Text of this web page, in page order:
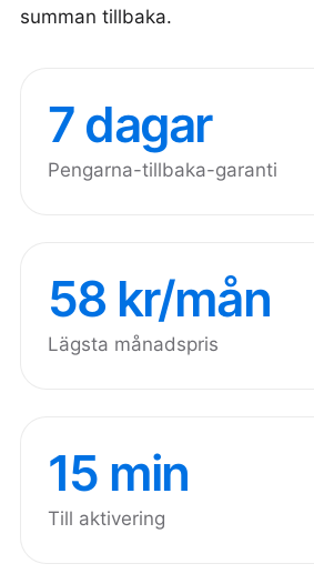
summan tillbaka.
7 dagar
Pengarna-tillbaka-garanti
58 kr/mån
Lägsta månadspris
15 min
Till aktivering